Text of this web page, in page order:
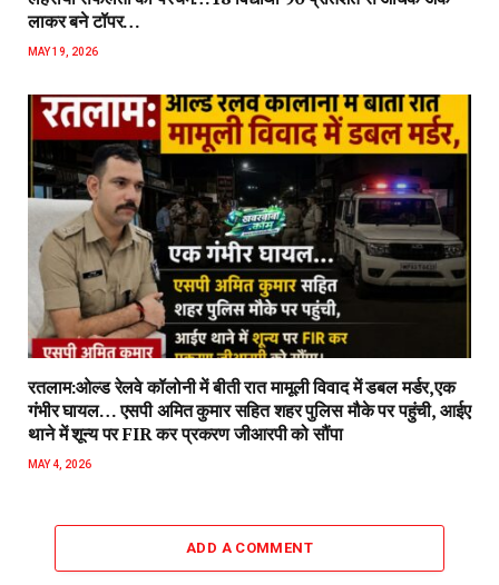
लाकर बने टॉपर…
MAY 19, 2026
रतलाम:ओल्ड रेलवे कॉलोनी में बीती रात मामूली विवाद में डबल मर्डर,एक
गंभीर घायल… एसपी अमित कुमार सहित शहर पुलिस मौके पर पहुंची, आईए
थाने में शून्य पर FIR कर प्रकरण जीआरपी को सौंपा
MAY 4, 2026
ADD A COMMENT